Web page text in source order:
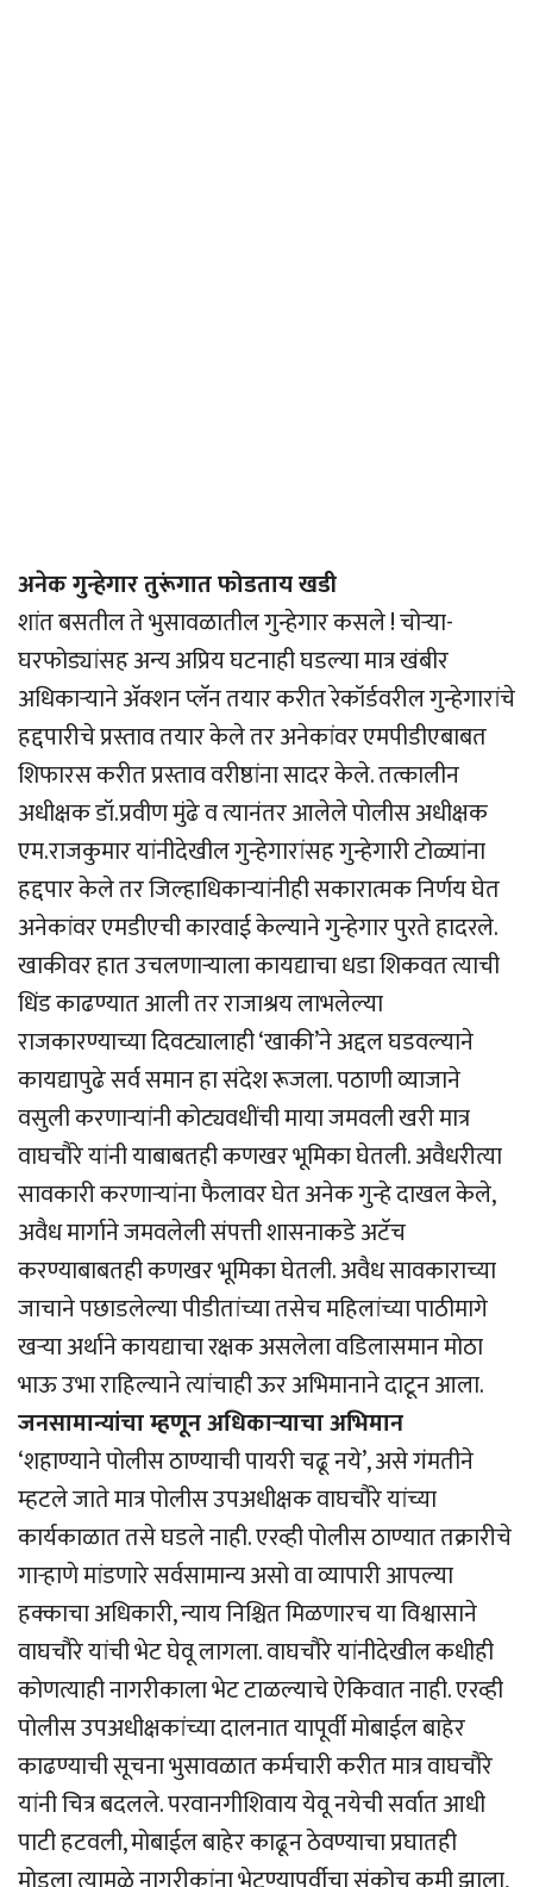
अनेक गुन्हेगार तुरूंगात फोडताय खडी
शांत बसतील ते भुसावळातील गुन्हेगार कसले ! चोर्‍या-
घरफोड्यांसह अन्य अप्रिय घटनाही घडल्या मात्र खंबीर
अधिकार्‍याने अ‍ॅक्शन प्लॅन तयार करीत रेकॉर्डवरील गुन्हेगारांचे
हद्दपारीचे प्रस्ताव तयार केले तर अनेकांवर एमपीडीएबाबत
शिफारस करीत प्रस्ताव वरीष्ठांना सादर केले. तत्कालीन
अधीक्षक डॉ.प्रवीण मुंढे व त्यानंतर आलेले पोलीस अधीक्षक
एम.राजकुमार यांनीदेखील गुन्हेगारांसह गुन्हेगारी टोळ्यांना
हद्दपार केले तर जिल्हाधिकार्‍यांनीही सकारात्मक निर्णय घेत
अनेकांवर एमडीएची कारवाई केल्याने गुन्हेगार पुरते हादरले.
खाकीवर हात उचलणार्‍याला कायद्याचा धडा शिकवत त्याची
धिंड काढण्यात आली तर राजाश्रय लाभलेल्या
राजकारण्याच्या दिवट्यालाही ‘खाकी’ने अद्दल घडवल्याने
कायद्यापुढे सर्व समान हा संदेश रूजला. पठाणी व्याजाने
वसुली करणार्‍यांनी कोट्यवधींची माया जमवली खरी मात्र
वाघचौरे यांनी याबाबतही कणखर भूमिका घेतली. अवैधरीत्या
सावकारी करणार्‍यांना फैलावर घेत अनेक गुन्हे दाखल केले,
अवैध मार्गाने जमवलेली संपत्ती शासनाकडे अटॅच
करण्याबाबतही कणखर भूमिका घेतली. अवैध सावकाराच्या
जाचाने पछाडलेल्या पीडीतांच्या तसेच महिलांच्या पाठीमागे
खर्‍या अर्थाने कायद्याचा रक्षक असलेला वडिलासमान मोठा
भाऊ उभा राहिल्याने त्यांचाही ऊर अभिमानाने दाटून आला.
जनसामान्यांचा म्हणून अधिकार्‍याचा अभिमान
‘शहाण्याने पोलीस ठाण्याची पायरी चढू नये’, असे गंमतीने
म्हटले जाते मात्र पोलीस उपअधीक्षक वाघचौरे यांच्या
कार्यकाळात तसे घडले नाही. एरव्ही पोलीस ठाण्यात तक्रारीचे
गार्‍हाणे मांडणारे सर्वसामान्य असो वा व्यापारी आपल्या
हक्काचा अधिकारी, न्याय निश्चित मिळणारच या विश्वासाने
वाघचौरे यांची भेट घेवू लागला. वाघचौरे यांनीदेखील कधीही
कोणत्याही नागरीकाला भेट टाळल्याचे ऐकिवात नाही. एरव्ही
पोलीस उपअधीक्षकांच्या दालनात यापूर्वी मोबाईल बाहेर
काढण्याची सूचना भुसावळात कर्मचारी करीत मात्र वाघचौरे
यांनी चित्र बदलले. परवानगीशिवाय येवू नयेची सर्वात आधी
पाटी हटवली, मोबाईल बाहेर काढून ठेवण्याचा प्रघातही